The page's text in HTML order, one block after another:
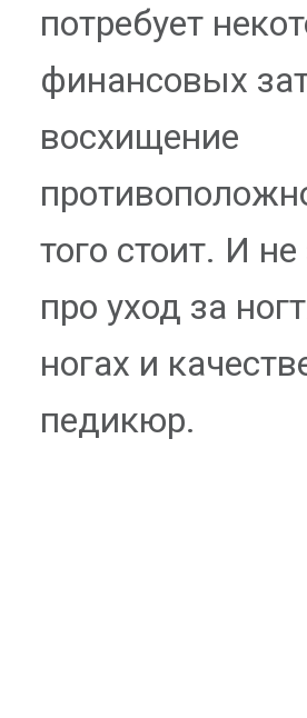
потребует
финансовых
восхищение
того стоит. И не
про уход за
ногах и
педикюр.